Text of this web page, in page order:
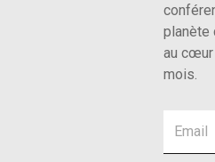
planète
au
mois.